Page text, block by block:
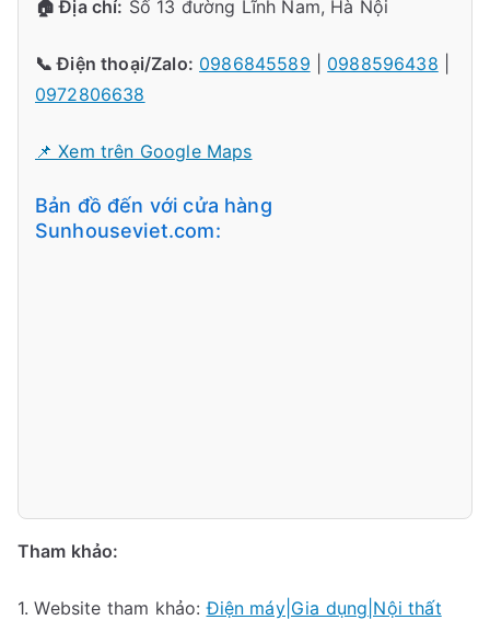
🏠 Địa chỉ: Số 13 đường Lĩnh Nam, Hà Nội
📞 Điện thoại/Zalo: 0986845589 0988596438
0972806638
📌 Xem trên Google Maps
Bản đồ đến với cửa hàng
Sunhouseviet.com:
Tham khảo:
1. Website tham khảo:Điện máy|Gia dụng|Nội thất